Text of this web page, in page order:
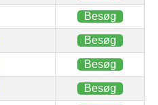
Besøg
Besøg
Besøg
Besøg